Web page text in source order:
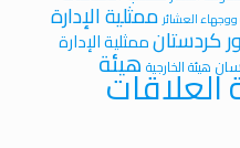
العشائر ممثلية الإدارة
كردستانممثلية الإدارة
هيئة الخارجية هيئة
العلاقات